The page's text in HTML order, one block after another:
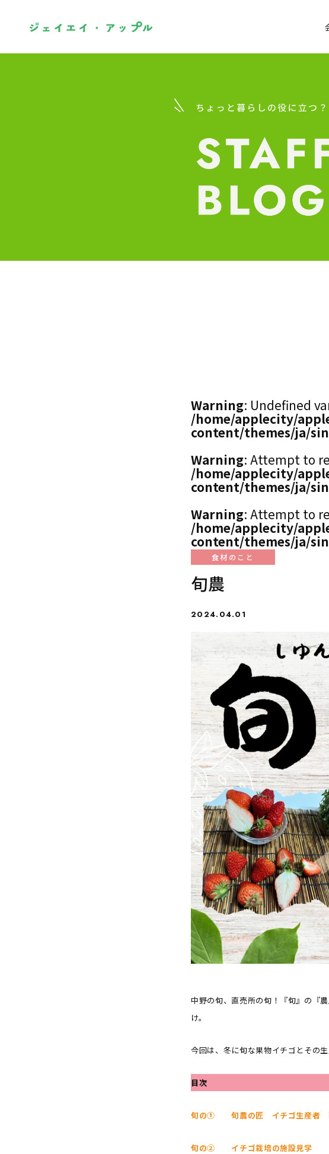
Warning: Undefined
/home/applecity/
content/themes/ja/
Warning: Attempt to
/home/applecity/
content/themes/ja/
Warning: Attempt to
/home/applecity/
content/themes/ja/
食材のこと
旬農
2024.04.01
中野の旬、直売所の旬！『旬』の『
け。
今回は、冬に旬な果物イチゴとその
目次
旬の① 旬農の匠 イチゴ生産者
旬の② イチゴ栽培の施設見学